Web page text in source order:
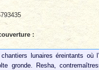
:
lunaires éreintants où
gronde. Resha,